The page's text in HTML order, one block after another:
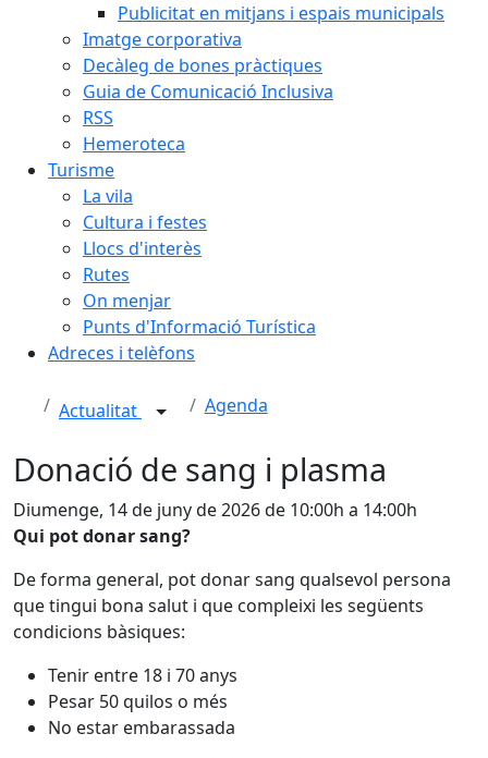
Publicitat en mitjans i espais municipals
Imatge corporativa
Decàleg de bones pràctiques
Guia de Comunicació Inclusiva
RSS
Hemeroteca
Turisme
La vila
Cultura i festes
Llocs d'interès
Rutes
On menjar
Punts d'Informació Turística
Adreces i telèfons
Actualitat Agenda
Donació de sang i plasma
Diumenge, 14 de juny de 2026 de 10:00h a 14:00h
Qui pot donar sang?
De forma general, pot donar sang qualsevol persona
que tingui bona salut i que compleixi les següents
condicions bàsiques:
Tenir entre 18 i 70 anys
Pesar 50 quilos o més
No estar embarassada